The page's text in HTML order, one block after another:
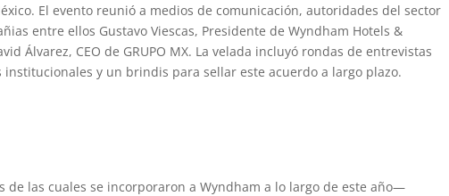
El evento reunió a medios de comunicación, autoridades del sector
entre ellos Gustavo Viescas, Presidente de Wyndham Hotels &
Álvarez, CEO de GRUPO MX. La velada incluyó rondas de entrevistas
y un brindis para sellar este acuerdo a largo plazo.
de las cuales se incorporaron a Wyndham a lo largo de este año—